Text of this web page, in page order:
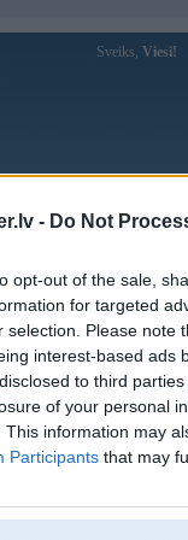
- Do Not
opt-out of the sale,
for targeted
selection. Please note
interest-based ads
to third
of your personal
This information may
Participants that may
Sveiks, Viesi!
Forums Galerijas
Lietotāja
Lietotājvārds:
Ziņojumi forumā: